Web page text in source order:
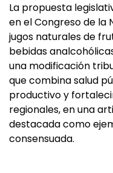
La propuesta
en el Congreso de la
jugos naturales de
bebidas
una modificación
que combina salud
productivo y
regionales, en una
destacada como
consensuada.